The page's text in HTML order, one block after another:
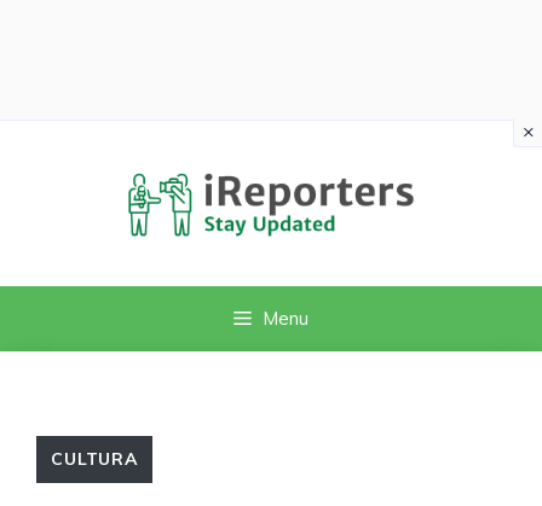
Menu
CULTURA
×